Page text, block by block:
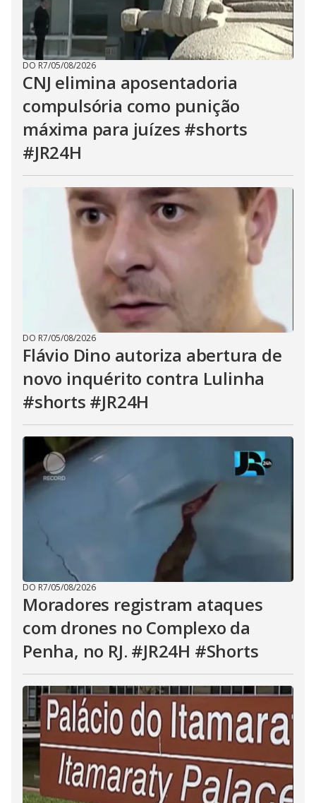
DO R7/05/08/2026
CNJ elimina aposentadoria
compulsória como punição
máxima para juízes #shorts
#JR24H
DO R7/05/08/2026
Flávio Dino autoriza abertura de
novo inquérito contra Lulinha
#shorts #JR24H
DO R7/05/08/2026
Moradores registram ataques
com drones no Complexo da
Penha, no RJ. #JR24H #Shorts